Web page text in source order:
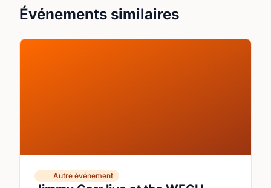
Événements similaires
Autre événement